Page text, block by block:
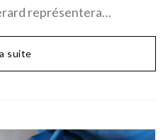
représentera…
suite